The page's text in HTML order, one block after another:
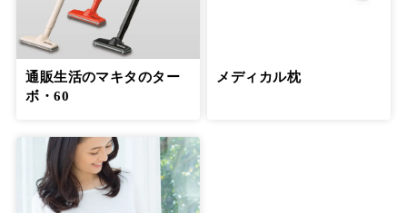
通販生活のマキタのター
ボ・60
メディカル枕